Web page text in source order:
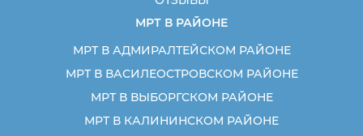
МРТ В РАЙОНЕ
МРТ В АДМИРАЛТЕЙСКОМ РАЙОНЕ
МРТ В ВАСИЛЕОСТРОВСКОМ РАЙОНЕ
МРТ В ВЫБОРГСКОМ РАЙОНЕ
МРТ В КАЛИНИНСКОМ РАЙОНЕ